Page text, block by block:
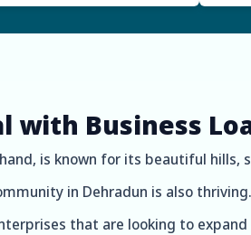
with Business
is known for its beautiful hills,
in Dehradun is also
that are looking to expand